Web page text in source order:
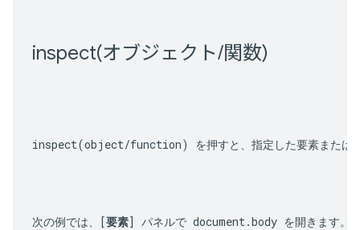
inspect(オブジェクト/関数)
inspect(object/function) を押すと、指定した要素また
次の例では、[要素] パネルで document.body を開きます。